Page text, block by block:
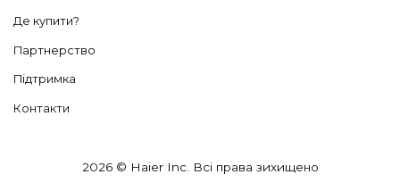
Де купити?
Партнерство
Підтримка
Контакти
2026 © Haier Inc. Всі права зихищено